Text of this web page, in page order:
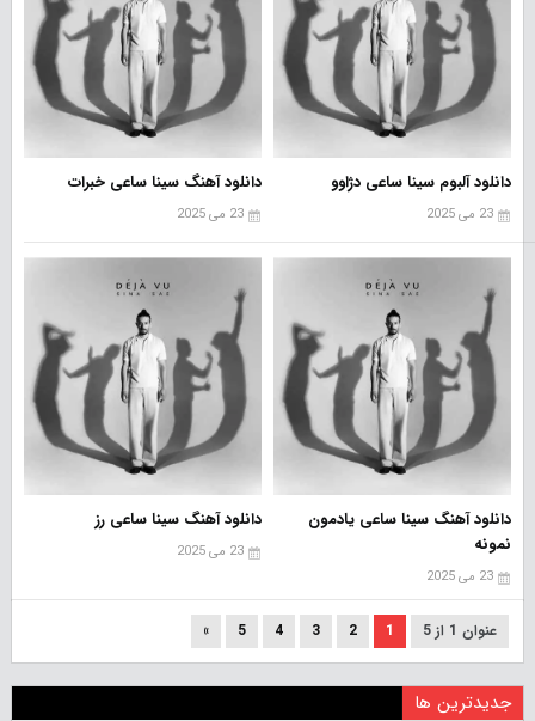
دانلود آلبوم سینا ساعی دژاوو
23 می 2025
دانلود آهنگ سینا ساعی خبرات
23 می 2025
دانلود آهنگ سینا ساعی یادمون
نمونه
23 می 2025
دانلود آهنگ سینا ساعی رز
23 می 2025
عنوان 1 از 5 1
2
3
4
5
»
جدیدترین ها